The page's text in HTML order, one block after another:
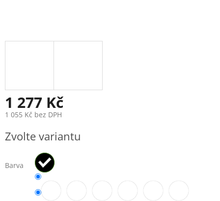
1 277 Kč
1 055 Kč bez DPH
cena:
Zvolte variantu
Barva